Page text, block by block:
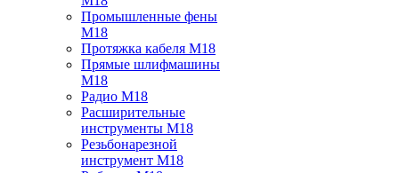
Промышленные фены
M18
Протяжка кабеля M18
Прямые шлифмашины
M18
Радио M18
Расширительные
инструменты M18
Резьбонарезной
инструмент M18